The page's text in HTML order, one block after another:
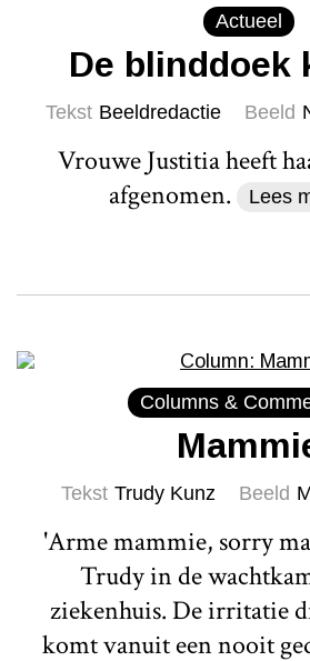
Actueel
De blinddoek
Tekst Beeldredactie Beeld
Vrouwe Justitia heeft
afgenomen.
Lees
Columns &
Tekst Trudy Kunz Beeld
'Arme mammie, sorry
Trudy in de
ziekenhuis. De irritatie
komt vanuit een nooit